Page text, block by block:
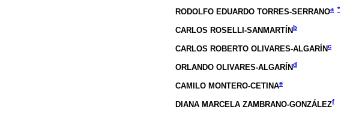
RODOLFO EDUARDO TORRES-SERRANOa *
CARLOS ROSELLI-SANMARTÍNb
CARLOS ROBERTO OLIVARES-ALGARÍNc
ORLANDO OLIVARES-ALGARÍNd
CAMILO MONTERO-CETINAe
DIANA MARCELA ZAMBRANO-GONZÁLEZf